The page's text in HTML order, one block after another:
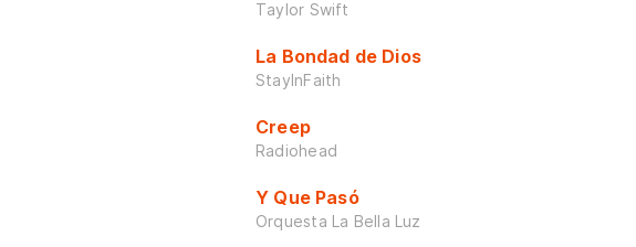
Taylor Swift
La Bondad de Dios
StayInFaith
Creep
Radiohead
Y Que Pasó
Orquesta La Bella Luz